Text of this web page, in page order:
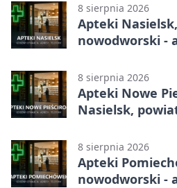
8 sierpnia 2026
Apteki
nowodworski -
8 sierpnia 2026
Apteki Nowe
Nasielsk,
8 sierpnia 2026
Apteki
nowodworski -